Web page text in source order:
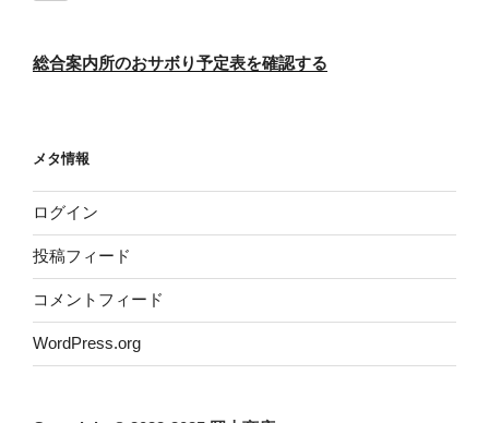
総合案内所のおサボり予定表を確認する
メタ情報
ログイン
投稿フィード
コメントフィード
WordPress.org